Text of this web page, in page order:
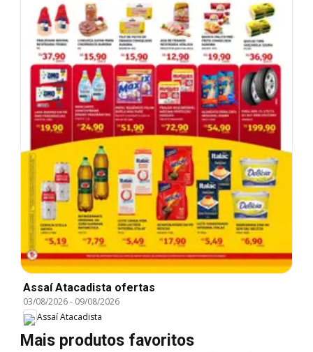
Assaí Atacadista ofertas
03/08/2026- 09/08/2026
Assaí Atacadista
Mais produtos favoritos